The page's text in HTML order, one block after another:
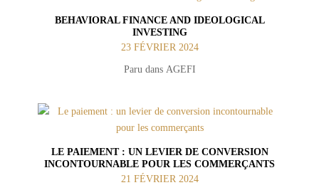
BEHAVIORAL FINANCE AND IDEOLOGICAL
INVESTING
23 FÉVRIER 2024
Paru dans AGEFI
LE PAIEMENT : UN LEVIER DE CONVERSION
INCONTOURNABLE POUR LES COMMERÇANTS
21 FÉVRIER 2024